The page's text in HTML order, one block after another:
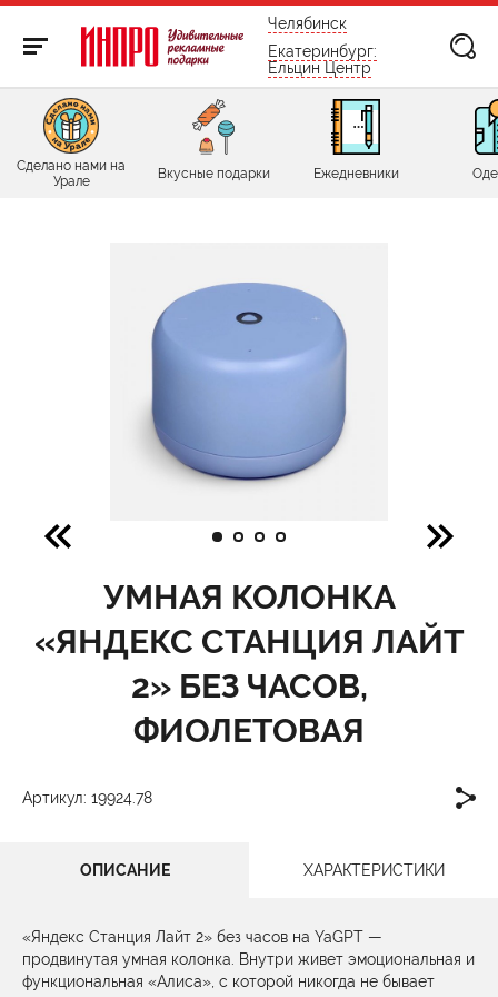
бесплатно по России
Челябинск
Екатеринбург:
Ельцин Центр
Сделано нами на
Урале
Вкусные подарки Ежедневники
УМНАЯ КОЛОНКА
«ЯНДЕКС СТАНЦИЯ ЛАЙТ
2» БЕЗ ЧАСОВ,
ФИОЛЕТОВАЯ
Артикул: 19924.78
ОПИСАНИЕ ХАРАКТЕРИСТИКИ
«Яндекс Станция Лайт 2» без часов на YaGPT —
продвинутая умная колонка. Внутри живет эмоциональная и
функциональная «Алиса», с которой никогда не бывает